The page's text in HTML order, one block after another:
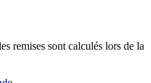
remises sont calculés lors de la